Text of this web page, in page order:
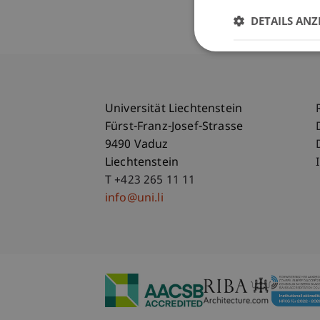
Universität Liechtenstein
Fürst-Franz-Josef-Strasse
9490 Vaduz
Liechtenstein
T +423 265 11 11
info@uni.li
DETAILS